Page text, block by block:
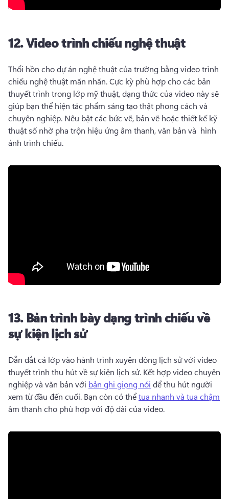
12.Video trình chiếu nghệ thuật
Thổi hồn cho dự án nghệ thuật của trường bằng video trình
chiếu nghệ thuật mãn nhãn. Cực kỳ phù hợp cho các bản
thuyết trình trong lớp mỹ thuật, dạng thức của video này sẽ
giúp bạn thể hiện tác phẩm sáng tạo thật phong cách và
chuyên nghiệp. Nêu bật các bức vẽ, bản vẽ hoặc thiết kế kỹ
thuật số nhờ pha trộn hiệu ứng âm thanh, văn bản và hình
ảnh trình chiếu.
13.Bản trình bày dạng trình chiếu về
sự kiện lịch sử
Dẫn dắt cả lớp vào hành trình xuyên dòng lịch sử với video
thuyết trình thu hút về sự kiện lịch sử. Kết hợp video chuyên
nghiệp và văn bản với bản ghi giọng nói để thu hút người
xem từ đầu đến cuối. Bạn còn có thể tua nhanh và tua chậm
âm thanh cho phù hợp với độ dài của video.